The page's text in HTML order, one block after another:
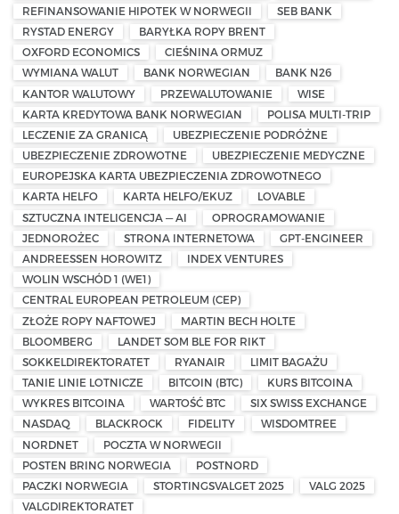
REFINANSOWANIE HIPOTEK W NORWEGII
SEB BANK
RYSTAD ENERGY
BARYŁKA ROPY BRENT
OXFORD ECONOMICS
CIEŚNINA ORMUZ
WYMIANA WALUT
BANK NORWEGIAN
BANK N26
KANTOR WALUTOWY
PRZEWALUTOWANIE
WISE
KARTA KREDYTOWA BANK NORWEGIAN
POLISA MULTI-TRIP
LECZENIE ZA GRANICĄ
UBEZPIECZENIE PODRÓŻNE
UBEZPIECZENIE ZDROWOTNE
UBEZPIECZENIE MEDYCZNE
EUROPEJSKA KARTA UBEZPIECZENIA ZDROWOTNEGO
KARTA HELFO
KARTA HELFO/EKUZ
LOVABLE
SZTUCZNA INTELIGENCJA — AI
OPROGRAMOWANIE
JEDNOROŻEC
STRONA INTERNETOWA
GPT-ENGINEER
ANDREESSEN HOROWITZ
INDEX VENTURES
WOLIN WSCHÓD 1 (WE1)
CENTRAL EUROPEAN PETROLEUM (CEP)
ZŁOŻE ROPY NAFTOWEJ
MARTIN BECH HOLTE
BLOOMBERG
LANDET SOM BLE FOR RIKT
SOKKELDIREKTORATET
RYANAIR
LIMIT BAGAŻU
TANIE LINIE LOTNICZE
BITCOIN (BTC)
KURS BITCOINA
WYKRES BITCOINA
WARTOŚĆ BTC
SIX SWISS EXCHANGE
NASDAQ
BLACKROCK FIDELITY
WISDOMTREE
NORDNET
POCZTA W NORWEGII
POSTEN BRING NORWEGIA
POSTNORD
PACZKI NORWEGIA
STORTINGSVALGET 2025
VALG 2025
VALGDIREKTORATET